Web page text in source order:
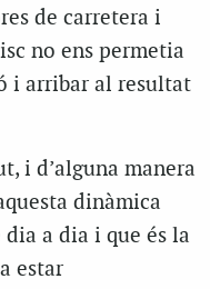
de carretera i
no ens permetia
i arribar al resultat
i d’alguna manera
dinàmica
a dia i que és la
estar